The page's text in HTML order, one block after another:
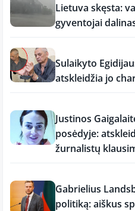
Lietuva skęsta:
gyventojai
Sulaikyto
atskleidžia jo
Justinos
posėdyje:
žurnalistų
Gabrielius
politiką: aiškus